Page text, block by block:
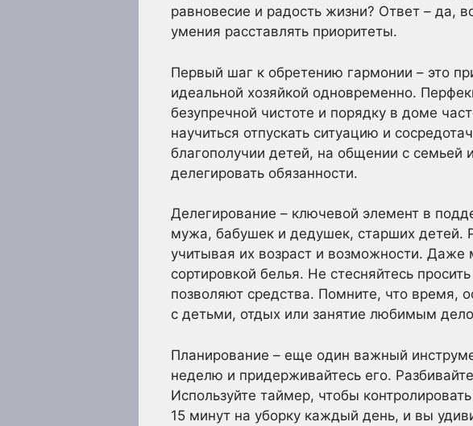
равновесие и радость жизни? Ответ – да,
умения расставлять приоритеты.
Первый шаг к обретению гармонии – это
идеальной хозяйкой одновременно.
безупречной чистоте и порядку в доме
научиться отпускать ситуацию и
благополучии детей, на общении с семьей
делегировать обязанности.
Делегирование – ключевой элемент в
мужа, бабушек и дедушек, старших детей.
учитывая их возраст и возможности. Даже
сортировкой белья. Не стесняйтесь
позволяют средства. Помните, что время,
с детьми, отдых или занятие любимым
Планирование – еще один важный
неделю и придерживайтесь его.
Используйте таймер, чтобы
15 минут на уборку каждый день, и вы